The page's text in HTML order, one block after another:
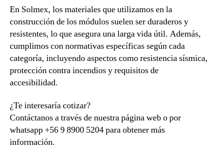
En Solmex, los materiales que utilizamos en la
construcción de los módulos suelen ser duraderos y
resistentes, lo que asegura una larga vida útil. Además,
cumplimos con normativas específicas según cada
categoría, incluyendo aspectos como resistencia sísmica,
protección contra incendios y requisitos de
accesibilidad.
¿Te interesaría cotizar?
Contáctanos a través de nuestra página web o por
whatsapp +56 9 8900 5204 para obtener más
información.